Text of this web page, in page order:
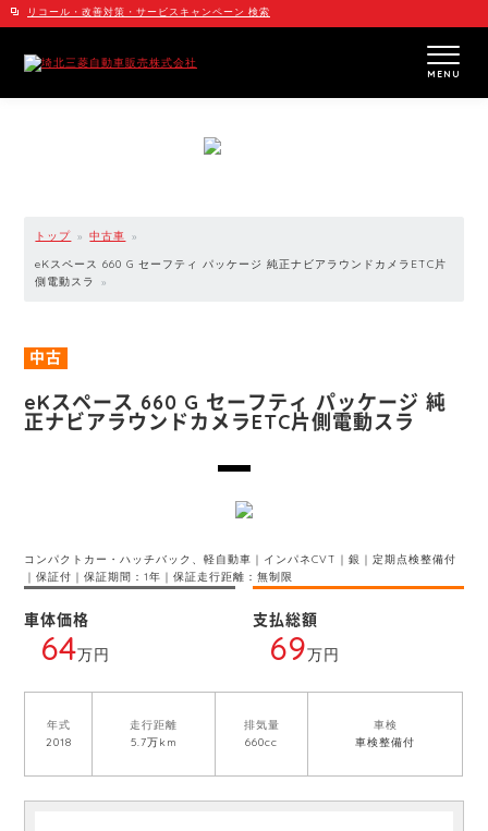
リコール・改善対策・サービスキャンペーン 検索
MENU
トップ
中古車
eKスペース 660 G セーフティ パッケージ 純正ナビアラウンドカメラETC片
側電動スラ
中古
eKスペース 660 G セーフティ パッケージ 純
正ナビアラウンドカメラETC片側電動スラ
コンパクトカー・ハッチバック、軽自動車｜インパネCVT｜銀｜定期点検整備付
｜保証付｜保証期間：1年｜保証走行距離：無制限
車体価格
64万円
支払総額
69万円
年式
2018
走行距離
5.7万km
排気量
660cc
車検
車検整備付